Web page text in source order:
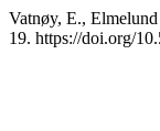
Vatnøy, E.,
19. https://doi.org/